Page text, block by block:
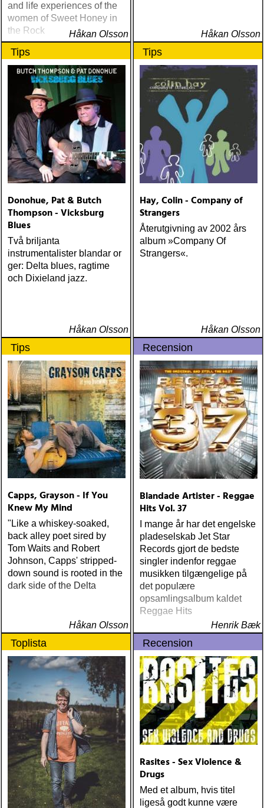
and life experiences of the
women of Sweet Honey in
the Rock
Håkan Olsson Håkan Olsson
Tips
Donohue, Pat & Butch
Thompson - Vicksburg
Blues
Två briljanta
instrumentalister blandar or
ger: Delta blues, ragtime
och Dixieland jazz.
Håkan Olsson
Tips
Hay, Colin - Company of
Strangers
Återutgivning av 2002 års
album »Company Of
Strangers«.
Håkan Olsson
Tips
Capps, Grayson - If You
Knew My Mind
"Like a whiskey-soaked,
back alley poet sired by
Tom Waits and Robert
Johnson, Capps' stripped-
down sound is rooted in the
dark side of the Delta
Håkan Olsson
Recension
Blandade Artister - Reggae
Hits Vol. 37
I mange år har det engelske
pladeselskab Jet Star
Records gjort de bedste
singler indenfor reggae
musikken tilgængelige på
det populære
opsamlingsalbum kaldet
Reggae Hits
Henrik Bæk
Toplista Recension
Rasites - Sex Violence &
Drugs
Med et album, hvis titel
ligeså godt kunne være